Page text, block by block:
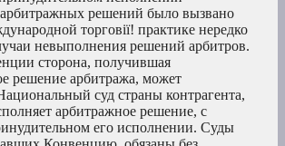
решений было вызвано
торговії! практике нередко
невыполнения решений арбитров.
сторона, получившая
решение арбитража, может
суд страны контрагента,
арбитражное решение, с
его исполнении. Суды